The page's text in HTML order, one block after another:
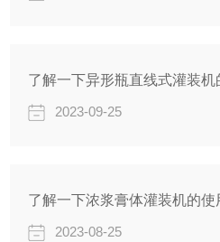
了解一下异形瓶直线式灌装
2023-09-25
了解一下浓浆膏体灌装机的使
2023-08-25